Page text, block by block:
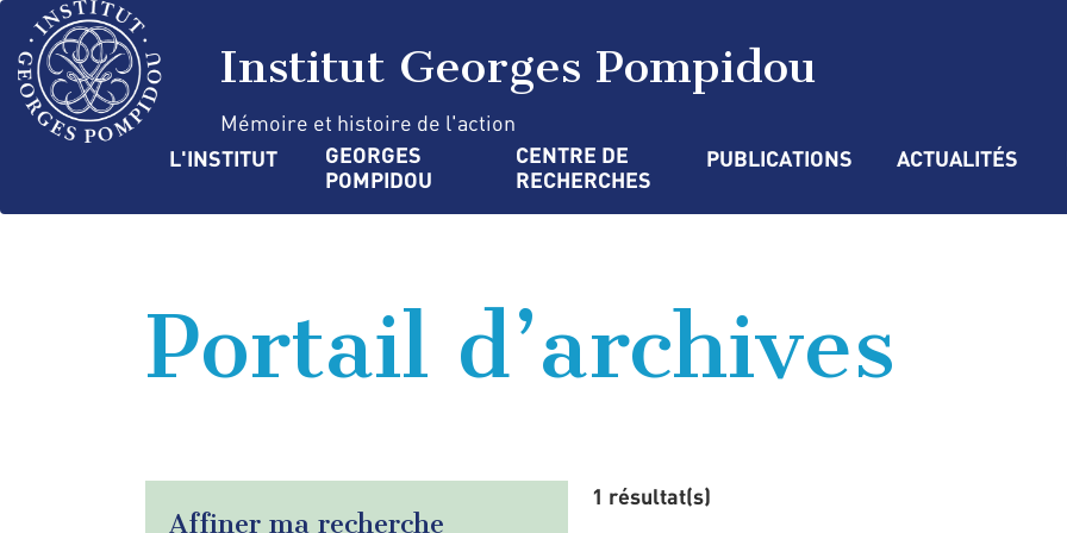
Aller
au
contenu
principal
Institut Georges Pompidou
Mémoire et histoire de l'action
Navigation
L'INSTITUT
GEORGES
POMPIDOU
CENTRE DE
RECHERCHES
PUBLICATIONS ACTUALITÉS
Portail d’archives
Affiner ma recherche
1 résultat(s)
Panneau de gestion des cookies